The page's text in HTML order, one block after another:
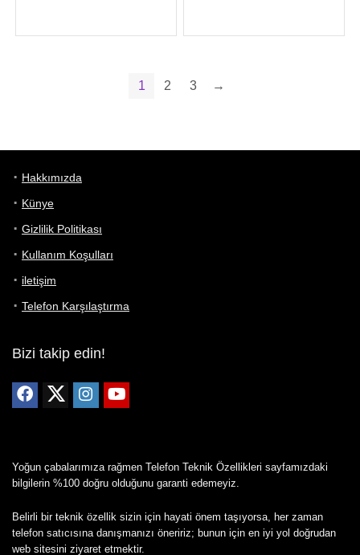
1 2 3 →
Hakkımızda
Künye
Gizlilik Politikası
Kullanım Koşulları
iletişim
Telefon Karşılaştırma
Bizi takip edin!
Yoğun çabalarımıza rağmen Telefon Teknik Özellikleri sayfamızdaki
bilgilerin %100 doğru olduğunu garanti edemeyiz.
Belirli bir teknik özellik sizin için hayati önem taşıyorsa, her zaman
telefon satıcısına danışmanızı öneririz; bunun için en iyi yol doğrudan
web sitesini ziyaret etmektir.